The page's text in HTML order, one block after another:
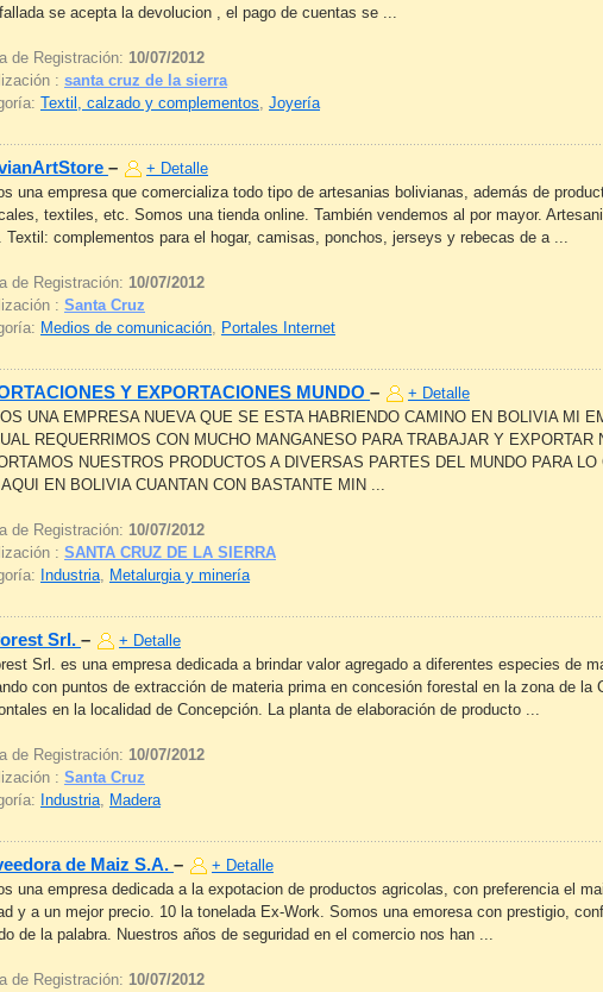
se acepta la devolucion , el pago de cuentas se ...
de Registración: 10/07/2012
: santa cruz de la sierra
Textil, calzado y complementos, Joyería
–
+ Detalle
una empresa que comercializa todo tipo de artesanias bolivianas, además de
textiles, etc. Somos una tienda online. También vendemos al por mayor.
Textil: complementos para el hogar, camisas, ponchos, jerseys y rebecas de a ...
de Registración: 10/07/2012
: Santa Cruz
Medios de comunicación, Portales Internet
Y EXPORTACIONES MUNDO –
+ Detalle
UNA EMPRESA NUEVA QUE SE ESTA HABRIENDO CAMINO EN BOLIVIA MI
REQUERRIMOS CON MUCHO MANGANESO PARA TRABAJAR Y
NUESTROS PRODUCTOS A DIVERSAS PARTES DEL MUNDO PARA
EN BOLIVIA CUANTAN CON BASTANTE MIN ...
de Registración: 10/07/2012
: SANTA CRUZ DE LA SIERRA
Industria, Metalurgia y minería
Srl. –
+ Detalle
Srl. es una empresa dedicada a brindar valor agregado a diferentes especies de
con puntos de extracción de materia prima en concesión forestal en la zona de la
en la localidad de Concepción. La planta de elaboración de producto ...
de Registración: 10/07/2012
: Santa Cruz
Industria, Madera
de Maiz S.A. –
+ Detalle
una empresa dedicada a la expotacion de productos agricolas, con preferencia el
y a un mejor precio. 10 la tonelada Ex-Work. Somos una emoresa con prestigio,
de la palabra. Nuestros años de seguridad en el comercio nos han ...
de Registración: 10/07/2012